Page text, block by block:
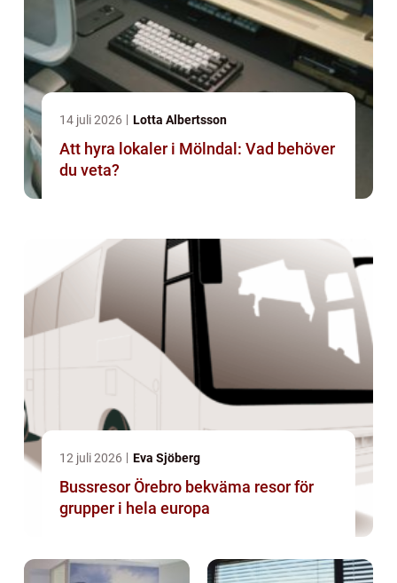
14 juli 2026 Lotta Albertsson
Att hyra lokaler i Mölndal: Vad behöver
du veta?
12 juli 2026 Eva Sjöberg
Bussresor Örebro bekväma resor för
grupper i hela europa